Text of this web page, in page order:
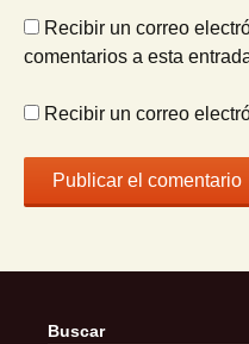
Recibir un correo
comentarios a esta
Recibir un correo
Buscar